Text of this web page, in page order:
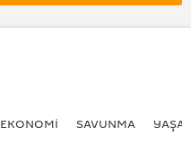
EKONOMİ SAVUNMA